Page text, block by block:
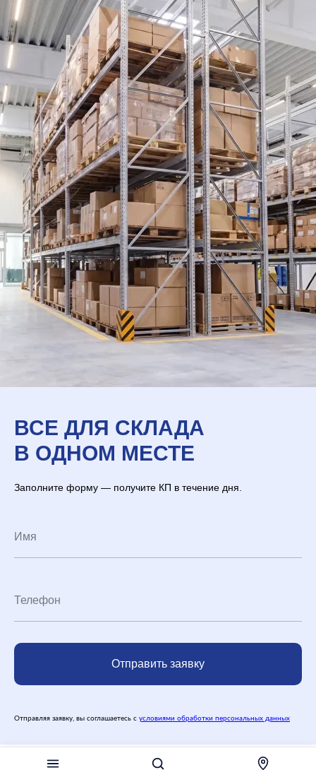
ВСЕ ДЛЯ СКЛАДА
В ОДНОМ МЕСТЕ
Заполните форму — получите КП в течение дня.
Отправить заявку
Отправляя заявку, вы соглашаетесь с условиями обработки персональных данных